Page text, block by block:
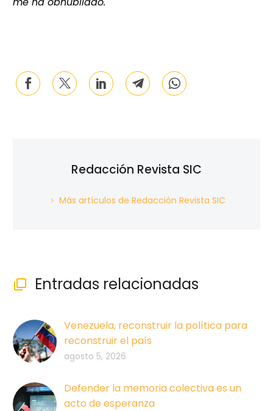
Redacción Revista SIC
Más artículos de Redacción Revista SIC
 Entradas relacionadas
Venezuela, reconstruir la política para
reconstruir el país
agosto 5, 2026
Defender la memoria colectiva es un
acto de esperanza